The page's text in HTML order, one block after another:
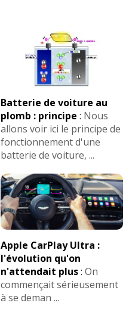
Batterie de voiture au
plomb : principe : Nous
allons voir ici le principe de
fonctionnement d'une
batterie de voiture, ...
Apple CarPlay Ultra :
l'évolution qu'on
n'attendait plus: On
commençait sérieusement
à se deman ...